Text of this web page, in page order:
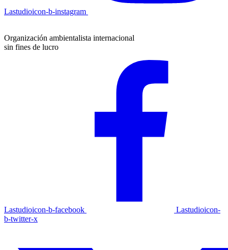
Lastudioicon-b-instagram
Organización ambientalista internacional
sin fines de lucro
Lastudioicon-b-facebook
Lastudioicon-
b-twitter-x